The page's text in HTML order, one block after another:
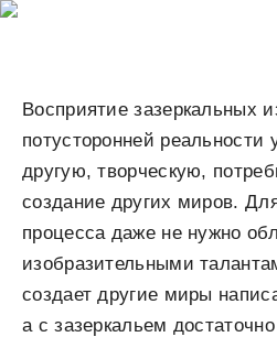
Восприятие зазеркальных
потусторонней реальности
другую, творческую,
создание других миров. Для
процесса даже не нужно
изобразительными
создает другие миры
а с зазеркальем